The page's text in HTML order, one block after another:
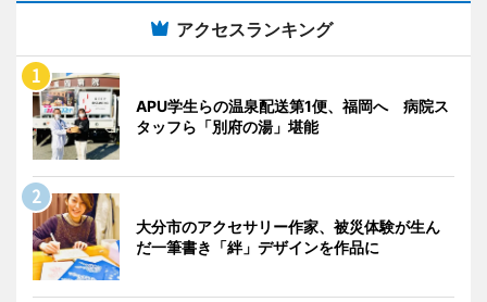
アクセスランキング
APU学生らの温泉配送第1便、福岡へ 病院ス
タッフら「別府の湯」堪能
大分市のアクセサリー作家、被災体験が生ん
だ一筆書き「絆」デザインを作品に